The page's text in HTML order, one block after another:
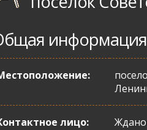
информация
лицо: